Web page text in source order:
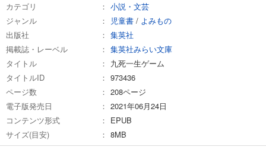
カテゴリ
小説・文芸
ジャンル
児童書 / よみもの
出版社
集英社
掲載誌・レーベル
集英社みらい文庫
タイトル
九死一生ゲーム
タイトルID
973436
ページ数
208ページ
電子版発売日
2021年06月24日
コンテンツ形式
EPUB
サイズ(目安)
8MB